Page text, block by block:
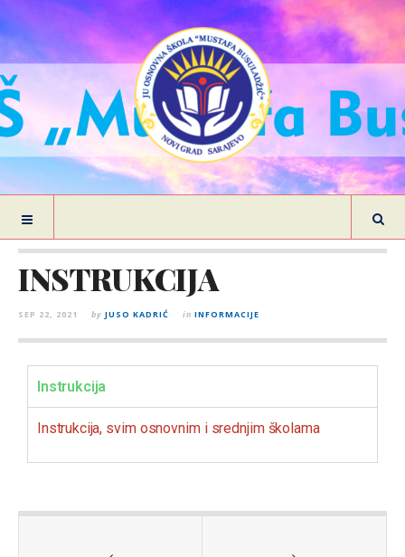
INSTRUKCIJA
SEP 22, 2021 by JUSO KADRIĆ in INFORMACIJE
Instrukcija
Instrukcija, svim osnovnim i srednjim školama